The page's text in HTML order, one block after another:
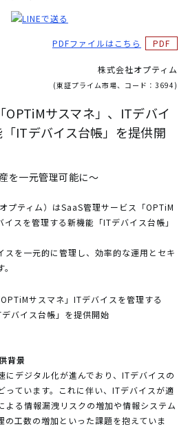
PDFファイルはこちら
株式会社オプティム
(東証プライム市場、コード：3694)
サスマネ」、 ITデバイ
ITデバイス台帳」を提供開
を一元管理可能に～
プティム）はSaaS管理サービス「OPTiM
スを管理する新機能「ITデバイス台帳」
スを一元的に管理し、効率的な運用とセキ
背景
にデジタル化が進んでおり、ITデバイスの
っています。これに伴い、ITデバイスが適
よる情報漏洩リスクの増加や情報システム
工数の増加といった課題を抱えていま